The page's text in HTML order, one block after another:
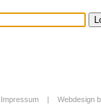
Impressum Webdesign